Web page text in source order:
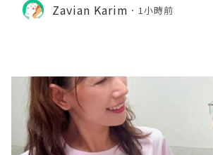
Zavian Karim 1小時前